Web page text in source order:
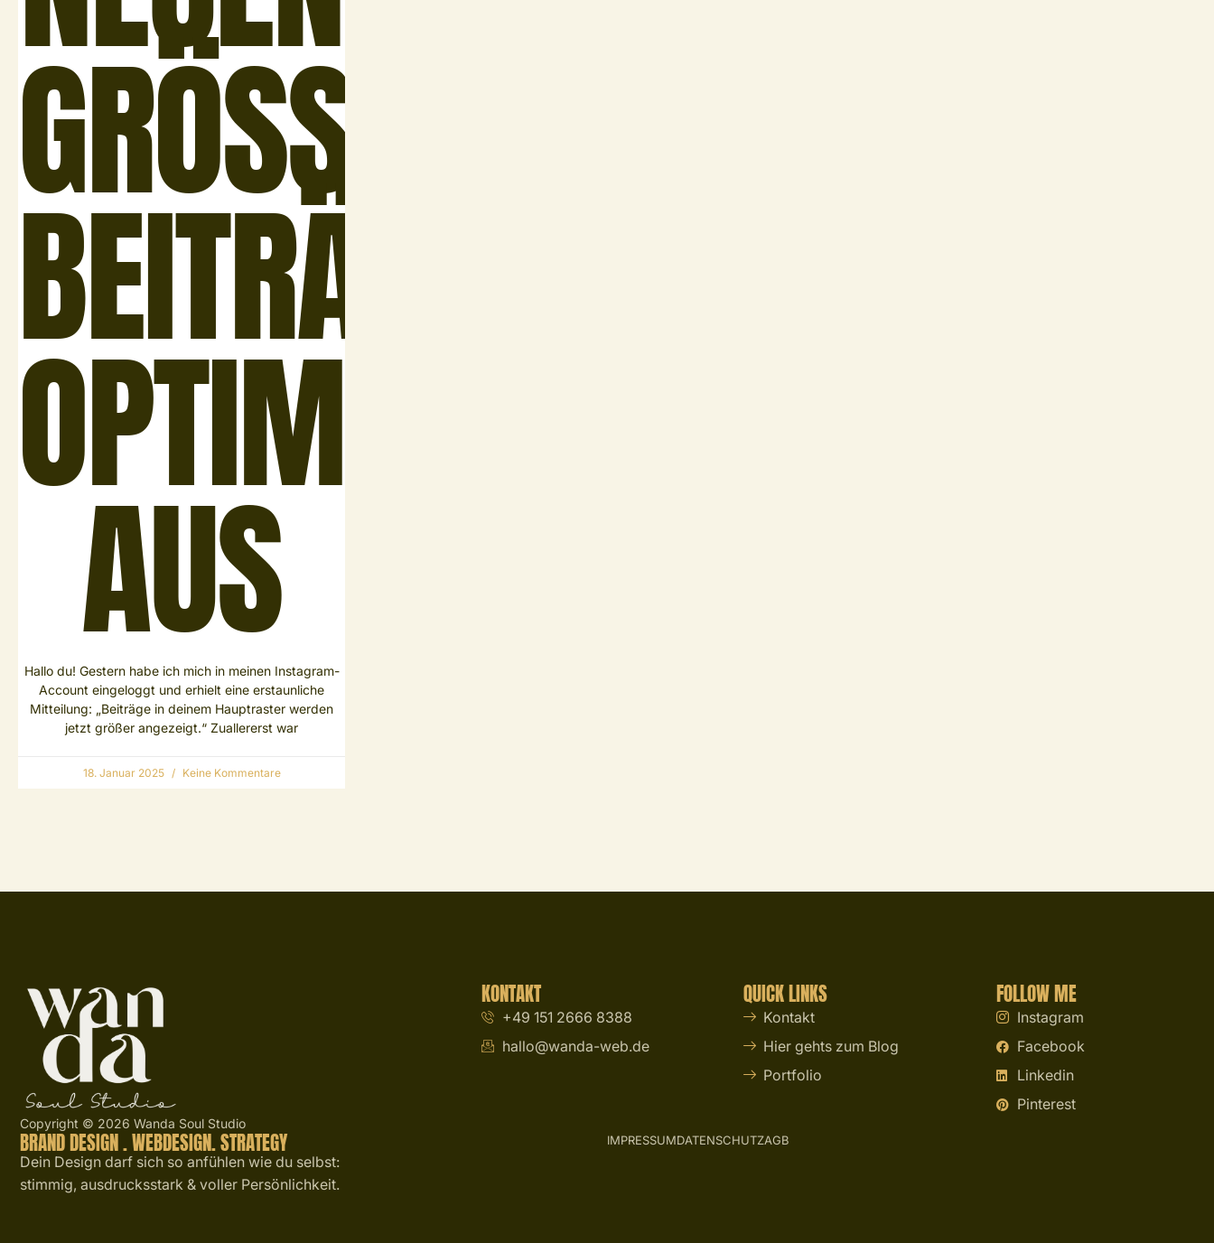
GRÖSSEREN B
EITRÄGE O
PTIMAL A
US
Hallo du! Gestern habe ich mich in meinen Instagram-
Account eingeloggt und erhielt eine erstaunliche
Mitteilung: „Beiträge in deinem Hauptraster werden
jetzt größer angezeigt.“ Zuallererst war
18. Januar 2025 Keine Kommentare
Copyright © 2026 Wanda Soul Studio
KONTAKT
+49 151 2666 8388
hallo@wanda-web.de
QUICK LINKS
Kontakt
Hier gehts zum Blog
Portfolio
FOLLOW ME
Instagram
Facebook
Linkedin
Pinterest
BRAND DESIGN . WEBDESIGN. STRATEGY
Dein Design darf sich so anfühlen wie du selbst:
stimmig, ausdrucksstark & voller Persönlichkeit.
IMPRESSUMDATENSCHUTZAGB